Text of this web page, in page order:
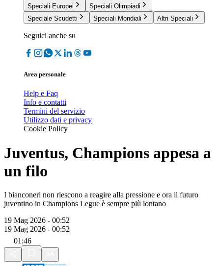
Speciali Europei
Speciali Olimpiadi
Speciale Scudetti
Speciali Mondiali Altri Speciali
Seguici anche su
Area personale
Help e Faq
Info e contatti
Termini del servizio
Utilizzo dati e privacy
Cookie Policy
Juventus, Champions appesa a
un filo
I bianconeri non riescono a reagire alla pressione e ora il futuro
juventino in Champions Legue è sempre più lontano
19 Mag 2026 - 00:52
19 Mag 2026 - 00:52
01:46